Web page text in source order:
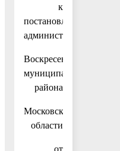
к
постановлению
администрации
Воскресенского
муниципального
района
Московской
области
от